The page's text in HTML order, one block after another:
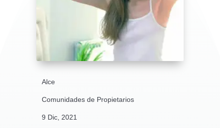
Alce
Comunidades de Propietarios
9 Dic, 2021